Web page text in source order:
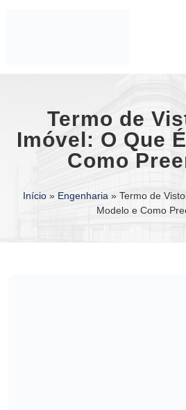
Termo de
Imóvel: O Que
Como
Início» Engenharia » Termo de
Modelo e Como